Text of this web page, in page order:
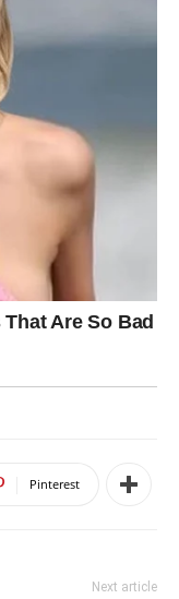
Pinterest
Next article